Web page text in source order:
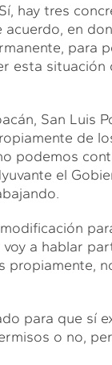
hay tres
en
para
esta
San Luis
de
podemos
el
a hablar
propiamente,
para que sí
o no,